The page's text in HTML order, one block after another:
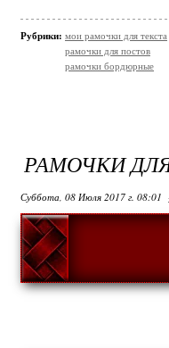
Рубрики: мои рамочки для текста
рамочки для постов
рамочки бордюрные
РАМОЧКИ
Суббота, 08 Июля 2017 г. 08:01